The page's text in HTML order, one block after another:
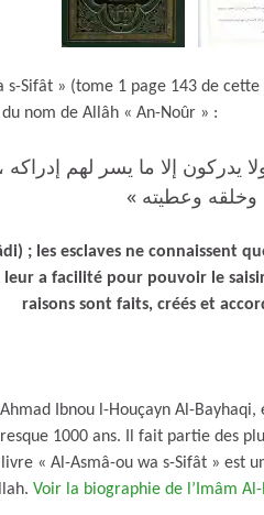
s-Sifât » (tome 1 page 143 de
nom de Allâh « An-Noûr » :
يدركون إلا ما يسر لهم
وخلقه وعطيته »
; les esclaves ne connaissent
a facilité pour pouvoir le
raisons sont faits, créés et
Ibnou l-Houçayn Al-
« Al-Asmâ-ou wa s-Sifât »
Voir la biographie de l’Imâm